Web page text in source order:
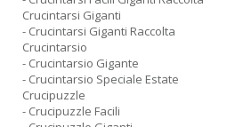
Crucintarsi Giganti
- Crucintarsi Giganti Raccolta
Crucintarsio
- Crucintarsio Gigante
- Crucintarsio Speciale Estate
Crucipuzzle
- Crucipuzzle Facili